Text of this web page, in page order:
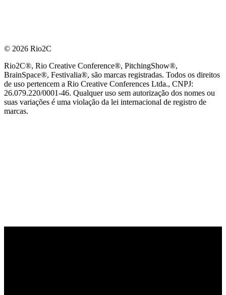
© 2026 Rio2C
Rio2C®, Rio Creative Conference®, PitchingShow®,
BrainSpace®, Festivalia®, são marcas registradas. Todos os direitos
de uso pertencem a Rio Creative Conferences Ltda., CNPJ:
26.079.220/0001-46. Qualquer uso sem autorização dos nomes ou
suas variações é uma violação da lei internacional de registro de
marcas.